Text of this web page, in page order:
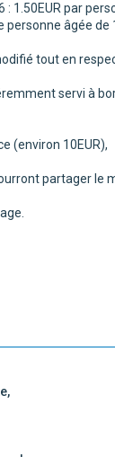
1.50EUR par
âgée de
tout en
servi à
(environ 10EUR),
partager le